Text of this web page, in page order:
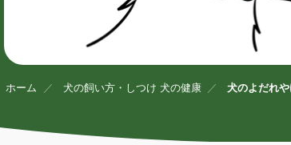
ホーム 犬の飼い方・しつけ 犬の健康 犬のよだれ